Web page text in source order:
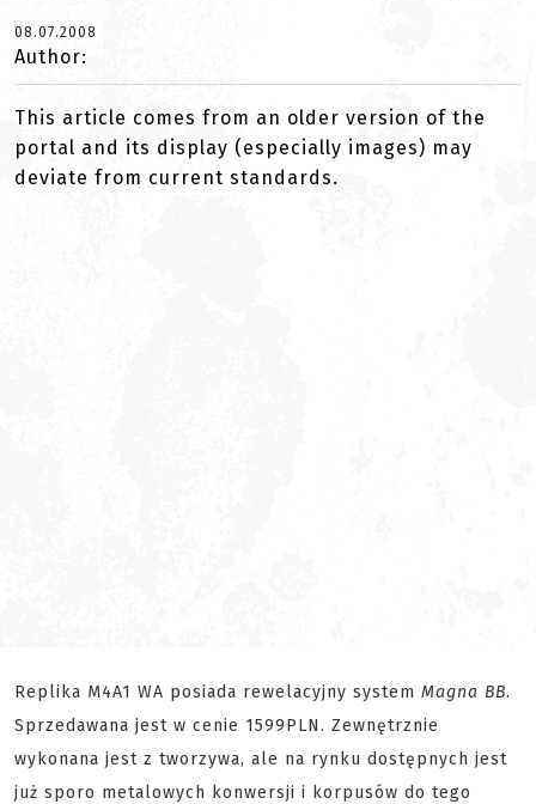
08.07.2008
Author:
This article comes from an older version of the
portal and its display (especially images) may
deviate from current standards.
Replika M4A1 WA posiada rewelacyjny system Magna BB.
Sprzedawana jest w cenie 1599PLN. Zewnętrznie
wykonana jest z tworzywa, ale na rynku dostępnych jest
już sporo metalowych konwersji i korpusów do tego